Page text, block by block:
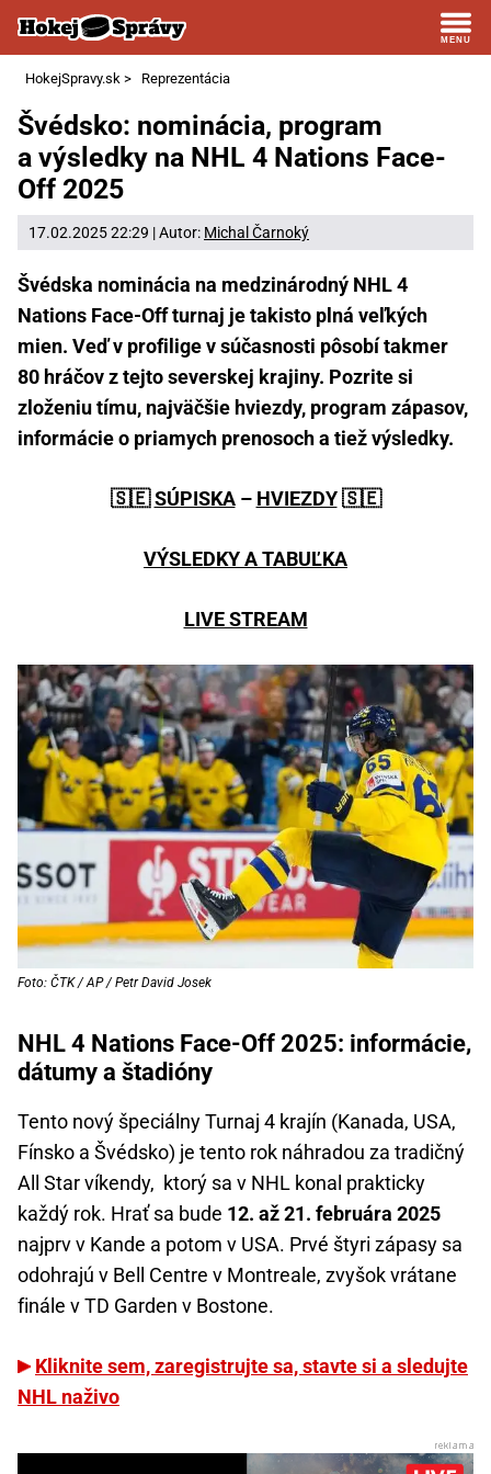
HokejSpravy.sk > Reprezentácia
Švédsko: nominácia, program
a výsledky na NHL 4 Nations Face-
Off 2025
17.02.2025 22:29 | Autor: Michal Čarnoký
Švédska nominácia na medzinárodný NHL 4
Nations Face-Off turnaj je takisto plná veľkých
mien. Veď v profilige v súčasnosti pôsobí takmer
80 hráčov z tejto severskej krajiny. Pozrite si
zloženiu tímu, najväčšie hviezdy, program zápasov,
informácie o priamych prenosoch a tiež výsledky.
🇸🇪SÚPISKA– HVIEZDY🇸🇪
VÝSLEDKY A TABUĽKA
LIVE STREAM
Foto: ČTK / AP / Petr David Josek
NHL 4 Nations Face-Off 2025: informácie,
dátumy a štadióny
Tento nový špeciálny Turnaj 4 krajín (Kanada, USA,
Fínsko a Švédsko) je tento rok náhradou za tradičný
All Star víkendy, ktorý sa v NHL konal prakticky
každý rok. Hrať sa bude 12. až 21. februára 2025
najprv v Kande a potom v USA. Prvé štyri zápasy sa
odohrajú v Bell Centre v Montreale, zvyšok vrátane
finále v TD Garden v Bostone.
Kliknite sem, zaregistrujte sa, stavte si a sledujte
NHL naživo